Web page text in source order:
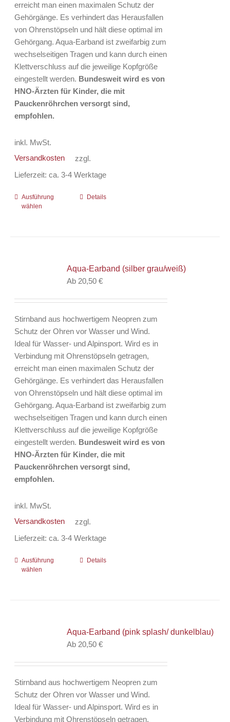
erreicht man einen maximalen Schutz der
Gehörgänge. Es verhindert das Herausfallen
von Ohrenstöpseln und hält diese optimal im
Gehörgang. Aqua-Earband ist zweifarbig zum
wechselseitigen Tragen und kann durch einen
Klettverschluss auf die jeweilige Kopfgröße
eingestellt werden. Bundesweit wird es von
HNO-Ärzten für Kinder, die mit
Pauckenröhrchen versorgt sind,
empfohlen.
inkl. MwSt.
zzgl.
Versandkosten
Lieferzeit:ca. 3-4 Werktage
Ausführung
wählen
Dieses
Die
Optionen
der
Produktseite
gewählt
werden
Details
Aqua-Earband (silber grau/weiß)
Ab 20,50€
Stirnband aus hochwertigem Neopren zum
Schutz der Ohren vor Wasser und Wind.
Ideal für Wasser- und Alpinsport. Wird es in
Verbindung mit Ohrenstöpseln getragen,
erreicht man einen maximalen Schutz der
Gehörgänge. Es verhindert das Herausfallen
von Ohrenstöpseln und hält diese optimal im
Gehörgang. Aqua-Earband ist zweifarbig zum
wechselseitigen Tragen und kann durch einen
Klettverschluss auf die jeweilige Kopfgröße
eingestellt werden. Bundesweit wird es von
HNO-Ärzten für Kinder, die mit
Pauckenröhrchen versorgt sind,
empfohlen.
inkl. MwSt.
zzgl.
Versandkosten
Lieferzeit:ca. 3-4 Werktage
Ausführung
wählen
Dieses
Die
Optionen
der
Produktseite
gewählt
Details
Aqua-Earband (pink splash/ dunkelblau)
Ab 20,50€
Stirnband aus hochwertigem Neopren zum
Schutz der Ohren vor Wasser und Wind.
Ideal für Wasser- und Alpinsport. Wird es in
Verbindung mit Ohrenstöpseln getragen,